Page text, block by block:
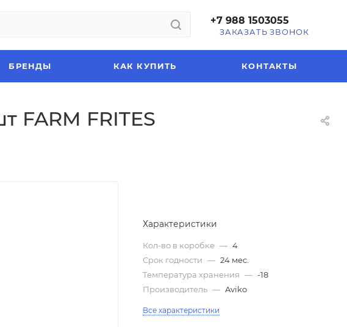
+7 988 1503055
ЗАКАЗАТЬ ЗВОНОК
БРЕНДЫ КАК КУПИТЬ КОНТАКТЫ
FARM FRITES
Характеристики
Кол-во в коробке — 4
Срок годности — 24 мес.
Температура хранения — -18
Производитель — Aviko
Все характеристики